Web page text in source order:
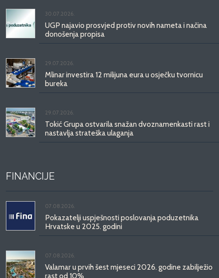
30.07.2026.
UGP najavio prosvjed protiv novih nameta i načina
donošenja propisa
29.07.2026.
Mlinar investira 12 milijuna eura u osječku tvornicu
bureka
29.07.2026.
Tokić Grupa ostvarila snažan dvoznamenkasti rast i
nastavlja strateška ulaganja
FINANCIJE
07.08.2026.
Pokazatelji uspješnosti poslovanja poduzetnika
Hrvatske u 2025. godini
07.08.2026.
Valamar u prvih šest mjeseci 2026. godine zabilježio
rast od 10%